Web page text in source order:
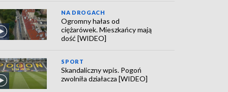
NA DROGACH
Ogromny hałas od
ciężarówek. Mieszkańcy mają
dość [WIDEO]
SPORT
Skandaliczny wpis. Pogoń
zwolniła działacza [WIDEO]